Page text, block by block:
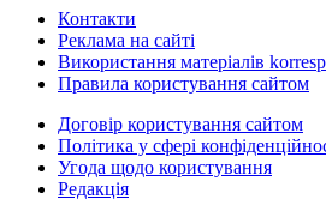
Контакти
Реклама на сайті
Використання матеріалів
Правила користування сайтом
Договір користування сайтом
Політика у сфері
Угода щодо користування
Редакція